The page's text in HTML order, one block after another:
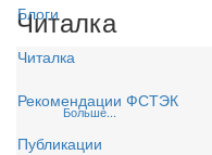
Блоги
Читалка
Рекомендации ФСТЭК
Публикации
Читалка
Больше...